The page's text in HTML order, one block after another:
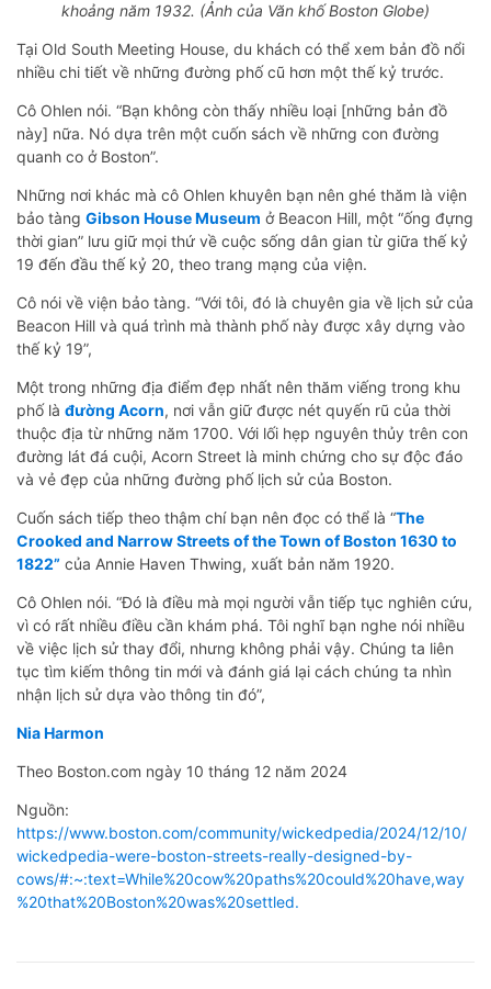
khoảng năm 1932. (Ảnh của Văn khố Boston Globe)
Tại Old South Meeting House, du khách có thể xem bản đồ nổi
nhiều chi tiết về những đường phố cũ hơn một thế kỷ trước.
Cô Ohlen nói. “Bạn không còn thấy nhiều loại [những bản đồ
này] nữa. Nó dựa trên một cuốn sách về những con đường
quanh co ở Boston”.
Những nơi khác mà cô Ohlen khuyên bạn nên ghé thăm là viện
bảo tàng Gibson House Museum ở Beacon Hill, một “ống đựng
thời gian” lưu giữ mọi thứ về cuộc sống dân gian từ giữa thế kỷ
19 đến đầu thế kỷ 20, theo trang mạng của viện.
Cô nói về viện bảo tàng. “Với tôi, đó là chuyên gia về lịch sử của
Beacon Hill và quá trình mà thành phố này được xây dựng vào
thế kỷ 19”,
Một trong những địa điểm đẹp nhất nên thăm viếng trong khu
phố là đường Acorn, nơi vẫn giữ được nét quyến rũ của thời
thuộc địa từ những năm 1700. Với lối hẹp nguyên thủy trên con
đường lát đá cuội, Acorn Street là minh chứng cho sự độc đáo
và vẻ đẹp của những đường phố lịch sử của Boston.
Cuốn sách tiếp theo thậm chí bạn nên đọc có thể là “The
Crooked and Narrow Streets of the Town of Boston 1630 to
1822” của Annie Haven Thwing, xuất bản năm 1920.
Cô Ohlen nói. “Đó là điều mà mọi người vẫn tiếp tục nghiên cứu,
vì có rất nhiều điều cần khám phá. Tôi nghĩ bạn nghe nói nhiều
về việc lịch sử thay đổi, nhưng không phải vậy. Chúng ta liên
tục tìm kiếm thông tin mới và đánh giá lại cách chúng ta nhìn
nhận lịch sử dựa vào thông tin đó”,
Nia Harmon
Theo Boston.com ngày 10 tháng 12 năm 2024
Nguồn:
https://www.boston.com/community/wickedpedia/2024/12/10/
wickedpedia-were-boston-streets-really-designed-by-
cows/#:~:text=While%20cow%20paths%20could%20have,way
%20that%20Boston%20was%20settled.